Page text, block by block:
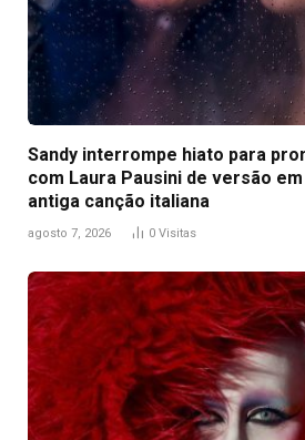
Sandy interrompe hiato para
com Laura Pausini de versão
antiga canção italiana
agosto 7, 2026 0 Visitas